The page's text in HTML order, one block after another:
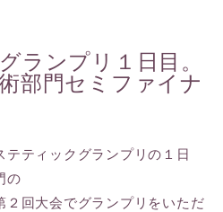
ランプリ１日目。
部門セミファイナ
テティックグランプリの１日
の
２回大会でグランプリをいただ